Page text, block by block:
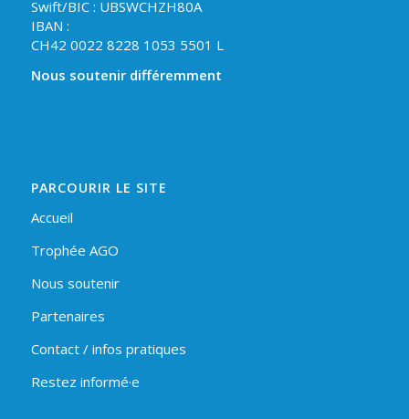
Swift/BIC : UBSWCHZH80A
IBAN :
CH42 0022 8228 1053 5501 L
Nous soutenir différemment
PARCOURIR LE SITE
Accueil
Trophée AGO
Nous soutenir
Partenaires
Contact / infos pratiques
Restez informé·e